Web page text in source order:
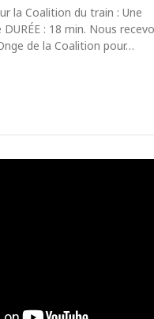
la Coalition du train : Une
: 18 min. Nous
de la Coalition pour…